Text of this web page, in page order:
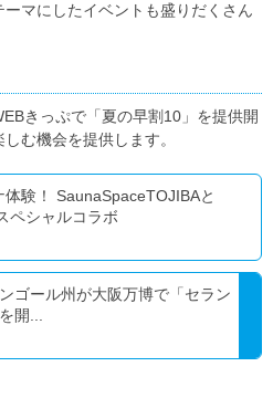
マにしたイベントも盛りだくさん
きっぷで「夏の早割10」を提供開
む機会を提供します。
体験！ SaunaSpaceTOJIBAと
ペシャルコラボ
ゴール州が大阪万博で「セラン
開...